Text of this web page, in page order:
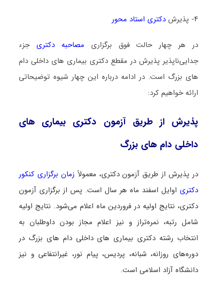
۴- پذیرش دکتری استاد محور
در هر چهار حالت فوق برگزاری مصاحبه دکتری جزء
جدایی‌ناپذیر پذیرش در مقطع دکتری بیماری ‌های داخلی دام‌
های بزرگ است. در ادامه درباره این چهار شیوه توضیحاتی
ارائه خواهیم کرد:
پذیرش از طریق آزمون دکتری بیماری ‌های
داخلی دام‌ های بزرگ
در پذیرش از طریق آزمون دکتری، معمولاً زمان برگزاری کنکور
دکتری اوایل اسفند ماه هر سال است. پس از برگزاری آزمون
دکتری، نتایج اولیه در فروردین ماه اعلام می‌شود. نتایج اولیه
شامل رتبه، نمره‌تراز و نیز اعلام مجاز بودن داوطلبان به
انتخاب رشته دکتری بیماری ‌های داخلی دام‌ های بزرگ در
دوره‌های روزانه، شبانه، پردیس، پیام نور، غیرانتفاعی و نیز
دانشگاه آزاد اسلامی است.